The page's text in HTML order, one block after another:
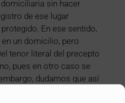
sin hacer
de ese lugar
En ese sentido,
un domicilio, pero
tenor literal del precepto
pues en otro caso se
dudamos que así